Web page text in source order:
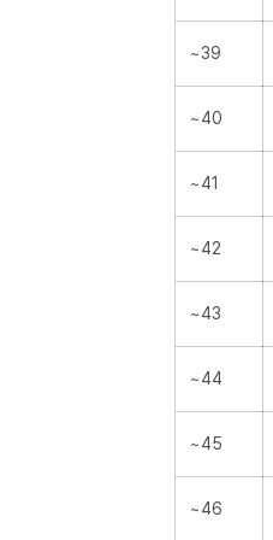
~39
~40
~41
~42
~43
~44
~45
~46